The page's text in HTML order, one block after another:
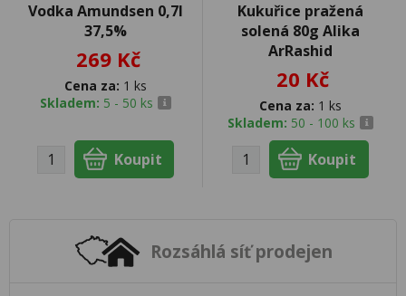
Vodka Amundsen 0,7l
37,5%
269 Kč
Cena za: 1 ks
Skladem: 5 - 50 ks
Kukuřice pražená
solená 80g Alika
ArRashid
20 Kč
Cena za: 1 ks
Skladem: 50 - 100 ks
Rozsáhlá síť prodejen